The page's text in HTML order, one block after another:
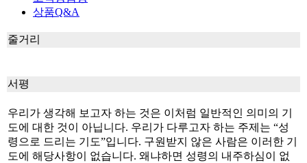
상품Q&A
줄거리
서평
우리가 생각해 보고자 하는 것은 이처럼 일반적인 의미의 기
도에 대한 것이 아닙니다. 우리가 다루고자 하는 주제는 “성
령으로 드리는 기도”입니다. 구원받지 않은 사람은 이러한 기
도에 해당사항이 없습니다. 왜냐하면 성령의 내주하심이 없